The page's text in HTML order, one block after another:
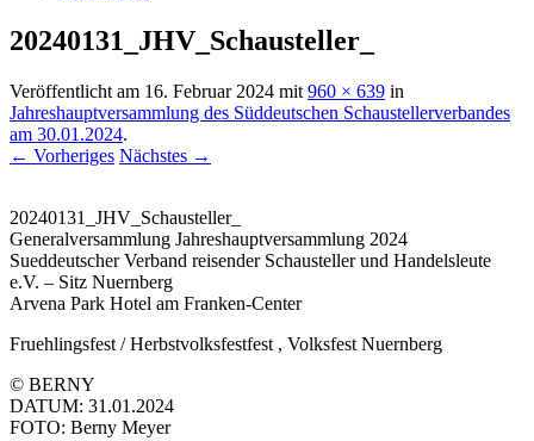
20240131_JHV_Schausteller_
Veröffentlicht am 16. Februar 2024 mit 960 × 639 in
Jahreshauptversammlung des Süddeutschen Schaustellerverbandes
am 30.01.2024.
← Vorheriges Nächstes →
20240131_JHV_Schausteller_
Generalversammlung Jahreshauptversammlung 2024
Sueddeutscher Verband reisender Schausteller und Handelsleute
e.V. – Sitz Nuernberg
Arvena Park Hotel am Franken-Center
Fruehlingsfest / Herbstvolksfestfest , Volksfest Nuernberg
© BERNY
DATUM: 31.01.2024
FOTO: Berny Meyer